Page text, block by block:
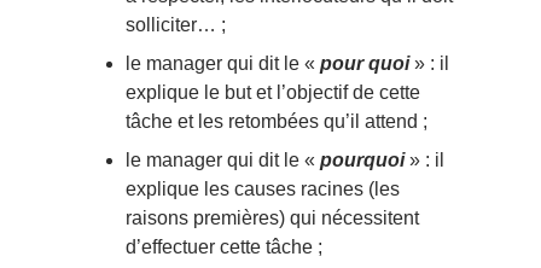
solliciter… ;
le manager qui dit le « pour quoi» : il
explique le but et l’objectif de cette
tâche et les retombées qu’il attend ;
le manager qui dit le « pourquoi» : il
explique les causes racines (les
raisons premières) qui nécessitent
d’effectuer cette tâche ;